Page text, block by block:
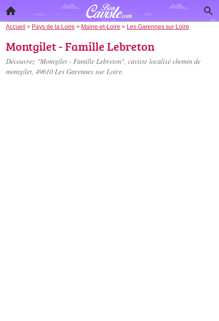
Accueil > Pays de la Loire > Maine-et-Loire > Les Garennes sur Loire
Montgilet - Famille Lebreton
Découvrez "Montgilet - Famille Lebreton", caviste localisé chemin de
montgilet, 49610 Les Garennes sur Loire.